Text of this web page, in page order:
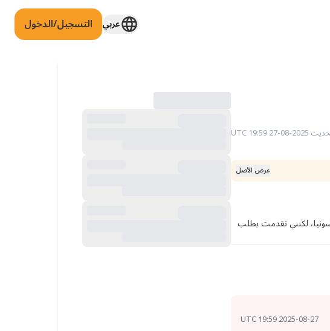
عربي التسجيل/الدخول
2025-08-27 19:59 UTC
عرض الأصل
2025-08-27 19:59 UTC